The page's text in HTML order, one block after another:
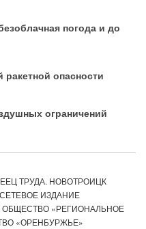
погода и до
опасности
ограничений
ТРУДА. НОВОТРОИЦК
ИЗДАНИЕ
«РЕГИОНАЛЬНОЕ
«ОРЕНБУРЖЬЕ»